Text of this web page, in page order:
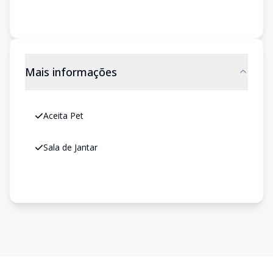
Mais informações
Aceita Pet
Sala de Jantar